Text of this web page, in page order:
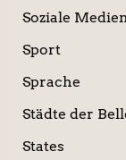
Soziale
Sport
Sprache
Städte der
States